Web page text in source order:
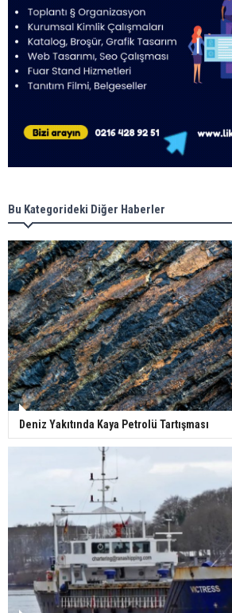
Bu Kategorideki Diğer Haberler
Deniz Yakıtında Kaya Petrolü Tartışması